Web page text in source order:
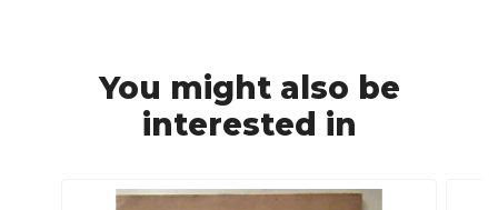
You might also be
interested in